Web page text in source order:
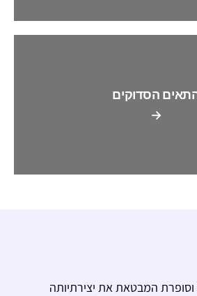
→
הסדוקים
וסופרת המבטאת את יצירתיותה